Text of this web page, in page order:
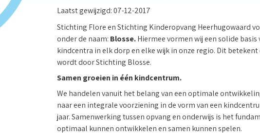
Laatst gewijzigd:07-12-2017
Stichting Flore en Stichting Kinderopvang Heerhugowaard
onder de naam: Blosse.Hiermee vormen wij een solide
kindcentra in elk dorp en elke wijk in onze regio. Dit
wordt door Stichting Blosse.
Samen groeien in één kindcentrum.
We handelen vanuit het belang van een optimale
naar een integrale voorziening in de vorm van een
jaar. Samenwerking tussen opvang en onderwijs is het
optimaal kunnen ontwikkelen en samen kunnen spelen.